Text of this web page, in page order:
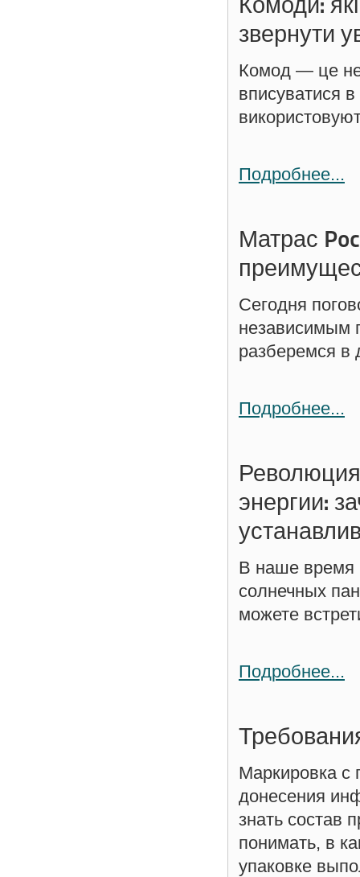
звернути
Комод — це
вписуватися
Подробнее...
Матрас
Сегодня
независимым
разберемся в
Подробнее...
энергии:
В наше время
солнечных
можете
Подробнее...
Маркировка с
донесения
знать состав
понимать, в
упаковке